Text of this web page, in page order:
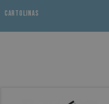
CARTOLINAS